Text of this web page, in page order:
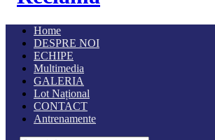
Home
DESPRE NOI
ECHIPE
Multimedia
GALERIA
Lot Național
CONTACT
Antrenamente